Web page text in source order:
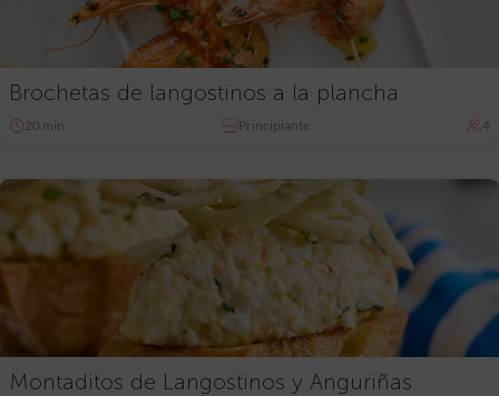
Brochetas de langostinos a la plancha
20 min Principiante 4
Montaditos de Langostinos y Anguriñas